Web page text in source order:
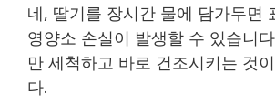
네, 딸기를 장시간 물에 담가두면
영양소 손실이 발생할 수 있습니
만 세척하고 바로 건조시키는 것
다.